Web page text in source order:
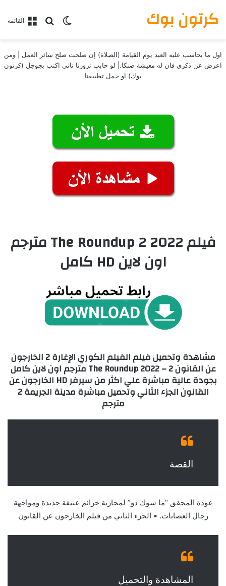
القائمةبحث عن
الوضع المظلم كرتون بوك
اول ما يحاسب عليه العبد يوم القيامة (الصلاة) إن صلحت صلح سائر العمل | ومن
اعرض عن ذكري فان له معيشة ضنكا.| لو حابب تزورنا تاني اكتب بجوجل (كرتون
بوك) او حمل تطبيقنا
فيلم The Roundup 2 2022 مترجم
اون لاين HD كامل
مشاهدة وتحميل فيلم الفيلم الكوري الإغارة 2 الخارجون
عن القانون 2 – The Roundup 2022 مترجم اون لاين كامل
بجودة عالية مباشرة علي اكثر من سيرفر HD الخارجون عن
القانون الجزء الثاني وتحميل مباشرة مدينة الجريمة 2
مترجم
القصة
عودة المحقق “ما سوك دو” لمحاربة جرائم عنيفة جديدة ومواجهة
رجال العصابات. ▪︎ الجزء الثاني من فيلم الخارجون عن القانون
المشاهدة والتحميل